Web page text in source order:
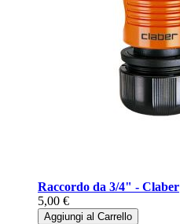
Raccordo da 3/4" - Claber
5,00 €
Aggiungi al Carrello